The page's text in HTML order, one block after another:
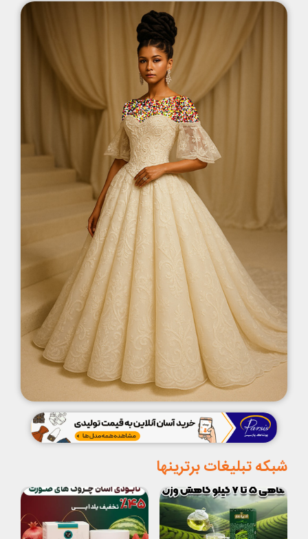
شبکه تبلیغات برترینها